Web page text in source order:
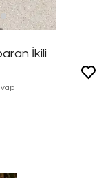
İkili